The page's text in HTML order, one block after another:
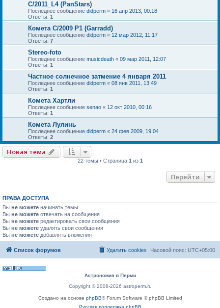
C/2011_L4 (PanStars)
Последнее сообщение didperm « 16 апр 2013, 00:18
Ответы: 1
Комета C/2009 P1 (Garradd)
Последнее сообщение didperm « 12 мар 2012, 11:17
Ответы: 7
Stereo-foto
Последнее сообщение musicdeath « 09 мар 2011, 12:07
Ответы: 1
Частное солнечное затмение 4 января 2011
Последнее сообщение didperm « 08 янв 2011, 13:49
Ответы: 1
Комета Хартли
Последнее сообщение senao « 12 окт 2010, 00:16
Ответы: 1
Комета Лулинь
Последнее сообщение didperm « 24 фев 2009, 19:04
Ответы: 2
Новая тема
22 темы • Страница 1 из 1
Перейти
ПРАВА ДОСТУПА
Вы не можете начинать темы
Вы не можете отвечать на сообщения
Вы не можете редактировать свои сообщения
Вы не можете удалять свои сообщения
Вы не можете добавлять вложения
Список форумов Часовой пояс: UTC+05:00
Удалить cookies
Астрономия в Перми
Copyright © 2008-2026 astroperm.ru
Создано на основе phpBB® Forum Software © phpBB Limited
Русская поддержка phpBB